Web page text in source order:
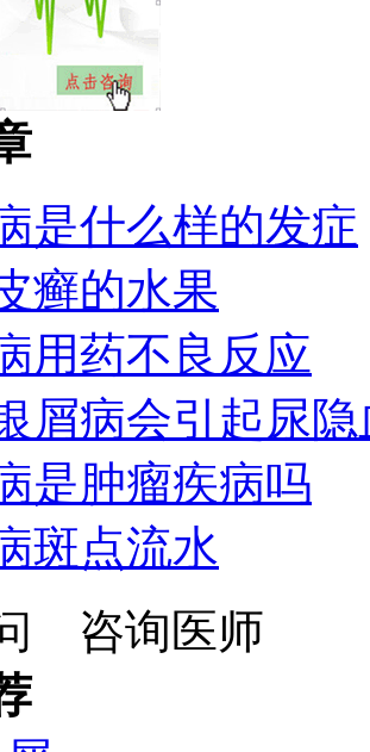
是什么样的发症
癣的水果
用药不良反应
屑病会引起尿隐
是肿瘤疾病吗
斑点流水
咨询医师